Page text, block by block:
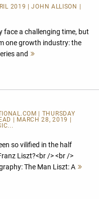
2019 | JOHN ALLISON |
face a challenging time, but
one growth industry: the
and
| THURSDAY
| MARCH 28, 2019 |
so vilified in the half
Liszt?<br /> <br />
The Man Liszt: A